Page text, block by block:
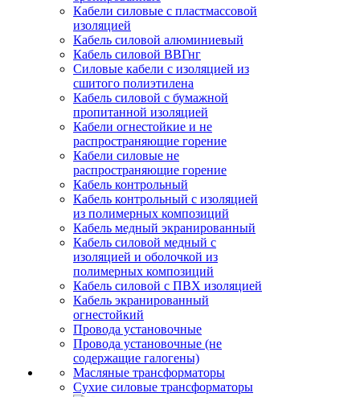
Кабели силовые с пластмассовой
изоляцией
Кабель силовой алюминиевый
Кабель силовой ВВГнг
Силовые кабели с изоляцией из
сшитого полиэтилена
Кабель силовой с бумажной
пропитанной изоляцией
Кабели огнестойкие и не
распространяющие горение
Кабели силовые не
распространяющие горение
Кабель контрольный
Кабель контрольный с изоляцией
из полимерных композиций
Кабель медный экранированный
Кабель силовой медный с
изоляцией и оболочкой из
полимерных композиций
Кабель силовой с ПВХ изоляцией
Кабель экранированный
огнестойкий
Провода установочные
Провода установочные (не
содержащие галогены)
Масляные трансформаторы
Сухие силовые трансформаторы